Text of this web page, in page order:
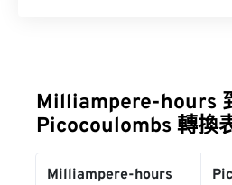
Milliampere-hours
Picocoulombs 轉換
Milliampere-hours